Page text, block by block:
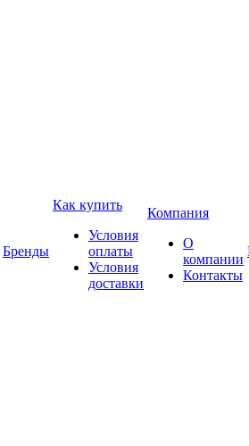
Бренды
Как купить
Условия
оплаты
Условия
доставки
Компания
О
компании
Контакты